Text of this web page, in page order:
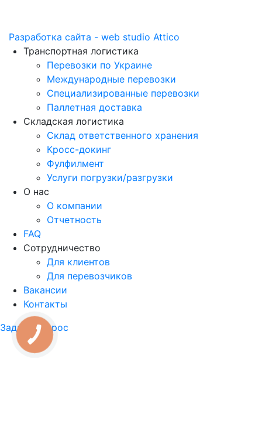
Разработка сайта - web studio Attico
Транспортная логистика
Перевозки по Украине
Международные перевозки
Специализированные перевозки
Паллетная доставка
Складская логистика
Склад ответственного хранения
Кросс-докинг
Фулфилмент
Услуги погрузки/разгрузки
О нас
О компании
Отчетность
FAQ
Сотрудничество
Для клиентов
Для перевозчиков
Вакансии
Контакты
Задать вопрос